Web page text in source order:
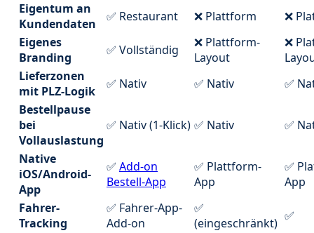
Eigentum an
Kundendaten
✅ Restaurant ❌ Plattform
❌
Eigenes
Branding
✅ Vollständig
❌ Plattform-
Layout
❌
Lieferzonen
mit PLZ-Logik
✅ Nativ ✅ Nativ
✅
Bestellpause
bei
Vollauslastung
✅ Nativ (1-Klick) ✅ Nativ ✅
Native
iOS/Android-
App
✅ Add-on
Bestell-App
✅ Plattform-
App
✅
App
Fahrer-
Tracking
✅ Fahrer-App-
Add-on
✅
(eingeschränkt) ✅